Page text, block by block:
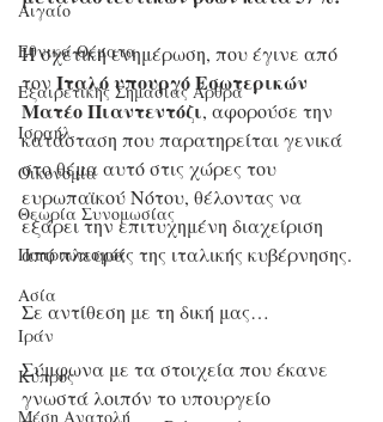
Αιγαίο
Εθνικά Θέματα
Εξαιρετικής Σημασίας Άρθρα
Ισραήλ
Οικονομία
Θεωρία Συνομωσίας
Πατριωτισμός
Ασία
Ιράν
Κύπρος
Μέση Ανατολή
Η σχετική ενημέρωση, που έγινε από
τον Ιταλό υπουργό Εσωτερικών
Ματέο Πιαντεντόζι, αφορούσε την
κατάσταση που παρατηρείται γενικά
στο θέμα αυτό στις χώρες του
ευρωπαϊκού Νότου, θέλοντας να
εξάρει την επιτυχημένη διαχείριση
από πλευράς της ιταλικής κυβέρνησης.
Σε αντίθεση με τη δική μας…
Σύμφωνα με τα στοιχεία που έκανε
γνωστά λοιπόν το υπουργείο